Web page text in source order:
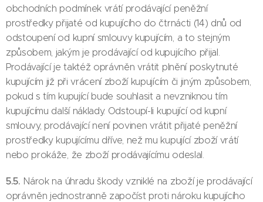
obchodních podmínek vrátí prodávající peněžní
prostředky přijaté od kupujícího do čtrnácti (14) dnů od
odstoupení od kupní smlouvy kupujícím, a to stejným
způsobem, jakým je prodávající od kupujícího přijal.
Prodávající je taktéž oprávněn vrátit plnění poskytnuté
kupujícím již při vrácení zboží kupujícím či jiným způsobem,
pokud s tím kupující bude souhlasit a nevzniknou tím
kupujícímu další náklady. Odstoupí-li kupující od kupní
smlouvy, prodávající není povinen vrátit přijaté peněžní
prostředky kupujícímu dříve, než mu kupující zboží vrátí
nebo prokáže, že zboží prodávajícímu odeslal.
5.5. Nárok na úhradu škody vzniklé na zboží je prodávající
oprávněn jednostranně započíst proti nároku kupujícího